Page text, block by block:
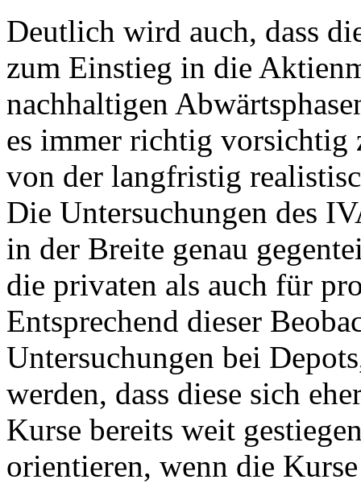
Deutlich wird auch, dass
zum Einstieg in die
nachhaltigen
es immer richtig vorsichtig
von der langfristig
Die Untersuchungen des
in der Breite genau
die privaten als auch für
Entsprechend dieser
Untersuchungen bei
werden, dass diese sich
Kurse bereits weit
orientieren, wenn die